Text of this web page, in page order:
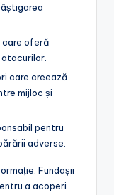
care oferă
care creează
mijloc și
pentru
adverse.
Fundașii
a acoperi